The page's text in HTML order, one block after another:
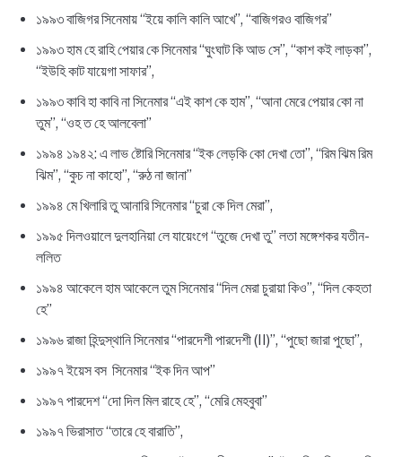
১৯৯৩ বাজিগর সিনেমায় “ইয়ে কালি কালি আখে”, “বাজিগরও বাজিগর”
১৯৯৩ হাম হে রাহি পেয়ার কে সিনেমার “ঘুংঘাট কি আড সে”, “কাশ কই লাড়কা”,
“ইউহি কাট যায়েগা সাফার”,
১৯৯৩ কাবি হা কাবি না সিনেমার “এই কাশ কে হাম”, “আনা মেরে পেয়ার কো না
তুম”, “ওহ ত হে আলবেলা”
১৯৯৪ ১৯৪২: এ লাভ ষ্টোরি সিনেমার “ইক লেড়কি কো দেখা তো”, “রিম ঝিম রিম
ঝিম”, “কুচ না কাহো”, “রুঠ না জানা”
১৯৯৪ মে খিলারি তু আনারি সিনেমার “চুরা কে দিল মেরা”,
১৯৯৫ দিলওয়ালে দুলহানিয়া লে যায়েংগে “তুজে দেখা তু” লতা মঙ্গেশকর যতীন-
ললিত
১৯৯৪ আকেলে হাম আকেলে তুম সিনেমার “দিল মেরা চুরায়া কিও”, “দিল কেহতা
হে”
১৯৯৬ রাজা হিন্দুস্থানি সিনেমার “পারদেশী পারদেশী (II)”, “পুছো জারা পুছো”,
১৯৯৭ ইয়েস বস সিনেমার “ইক দিন আপ”
১৯৯৭ পারদেশ “দো দিল মিল রাহে হে”, “মেরি মেহবুবা”
১৯৯৭ ভিরাসাত “তারে হে বারাতি”,